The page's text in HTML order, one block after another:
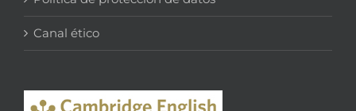
Canal ético